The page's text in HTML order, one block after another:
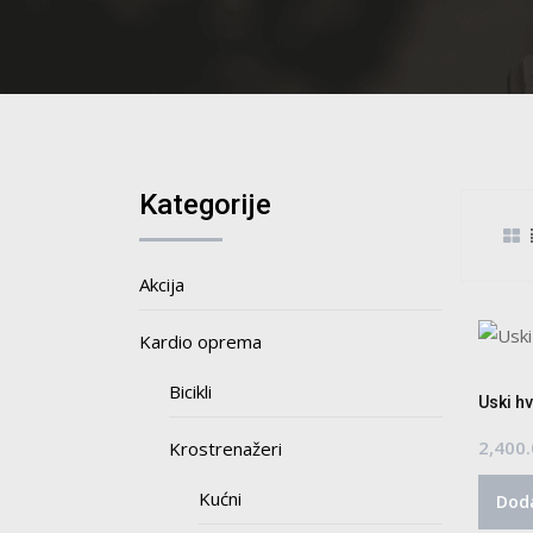
Kategorije
Akcija
Kardio oprema
Bicikli
Krostrenažeri
Kućni
Uski